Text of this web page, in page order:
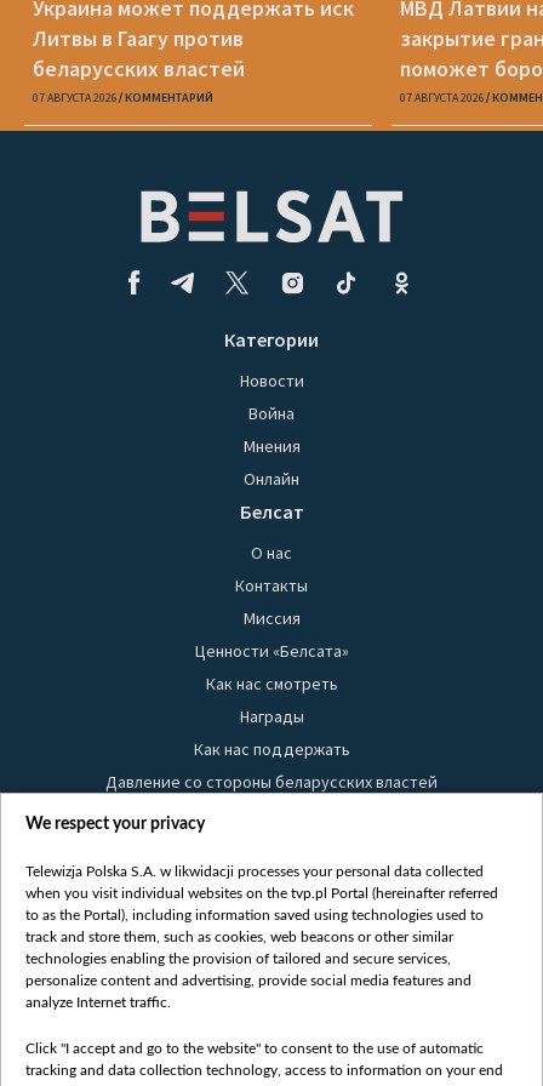
Украина может поддержать иск
Литвы в Гаагу против
беларусских властей
07 АВГУСТА 2026 КОММЕНТАРИЙ
МВД Латвии
закрытие
поможет
07 АВГУСТА 2026
Категории
Новости
Война
Мнения
Онлайн
Белсат
О нас
Контакты
Миссия
Ценности «Белсата»
Как нас смотреть
Награды
Как нас поддержать
Давление со стороны беларусских властей
Правила использования материалов
Безопасность
Youtube
Белсат news
Белсат Life
Belsat English
We respect your privacy
Telewizja Polska S.A. w likwidacji processes your personal data collected
when you visit individual websites on the tvp.pl Portal (hereinafter referred
to as the Portal), including information saved using technologies used to
track and store them, such as cookies, web beacons or other similar
technologies enabling the provision of tailored and secure services,
personalize content and advertising, provide social media features and
analyze Internet traffic.
Click "I accept and go to the website" to consent to the use of automatic
tracking and data collection technology, access to information on your end